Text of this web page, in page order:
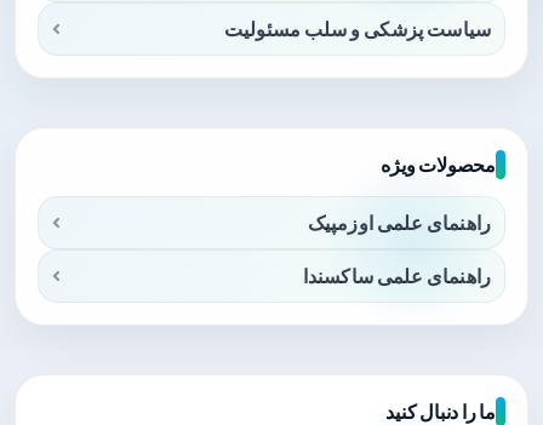
سیاست پزشکی و سلب مسئولیت
محصولات ویژه
راهنمای علمی اوزمپیک
راهنمای علمی ساکسندا
ما را دنبال کنید